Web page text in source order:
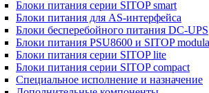
Блоки питания серии SITOP smart
Блоки питания для AS-интерфейса
Блоки бесперебойного питания DC-UPS
Блоки питания PSU8600 и SITOP
Блоки питания серии SITOP lite
Блоки питания серии SITOP compact
Специальное исполнение и назначение